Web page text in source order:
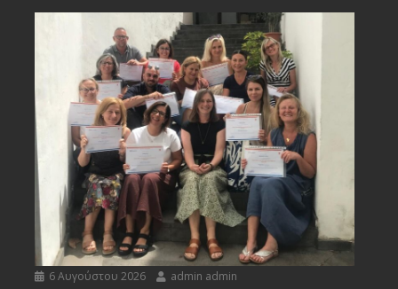
6 Αυγούστου 2026 admin admin